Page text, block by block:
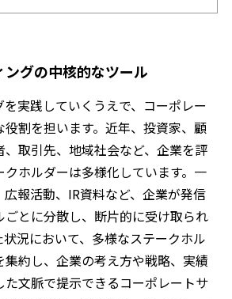
グの中核的なツール
実践していくうえで、コーポレー
役割を担います。近年、投資家、顧
取引先、地域社会など、企業を評
ホルダーは多様化しています。一
報活動、IR資料など、企業が発信
ごとに分散し、断片的に受け取られ
況において、多様なステークホル
集約し、企業の考え方や戦略、実績
た文脈で提示できるコーポレートサ